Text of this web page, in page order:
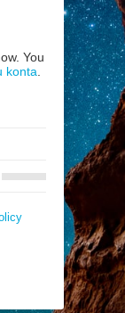
You
konta